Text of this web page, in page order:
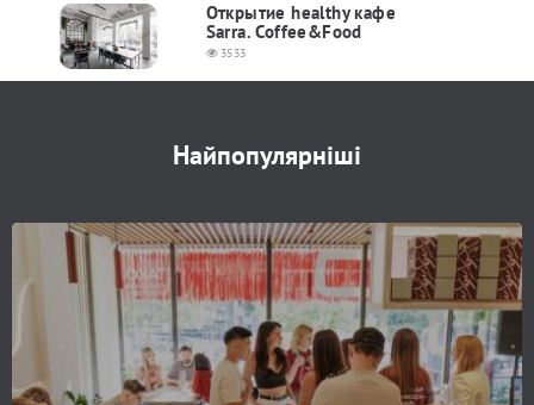
Открытие healthy кафе
Sarra. Coffee&Food
3533
Найпопулярніші